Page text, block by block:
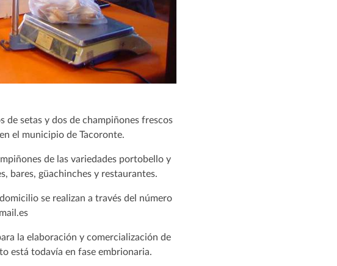
de setas y dos de champiñones frescos
el municipio de Tacoronte.
de las variedades portobello y
bares, güachinches y restaurantes.
se realizan a través del número
la elaboración y comercialización de
está todavía en fase embrionaria.